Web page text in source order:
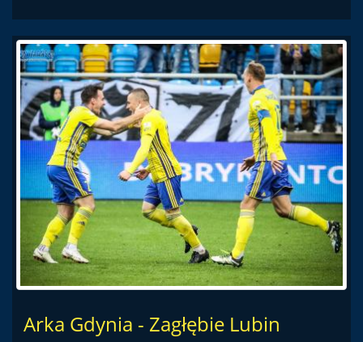
Arka Gdynia - Zagłębie Lubin